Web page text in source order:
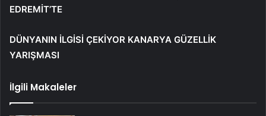
EDREMİT’TE
DÜNYANIN İLGİSİ ÇEKİYOR KANARYA GÜZELLİK
YARIŞMASI
İlgili Makaleler